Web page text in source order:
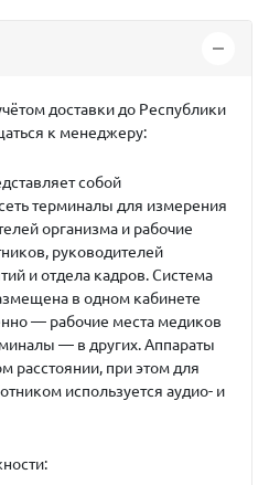
доставки до Республики
к менеджеру:
собой
терминалы для измерения
организма и рабочие
руководителей
и отдела кадров. Система
в одном кабинете
— рабочие места медиков
— в других. Аппараты
расстоянии, при этом для
используется аудио- и